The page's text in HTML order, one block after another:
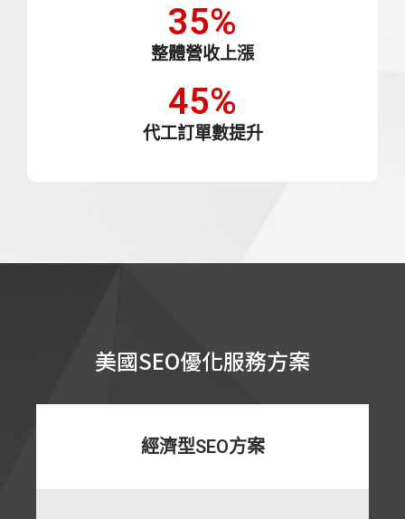
整體營收上漲
35%
代工訂單數提升
45%
美國SEO優化服務方案
經濟型SEO方案